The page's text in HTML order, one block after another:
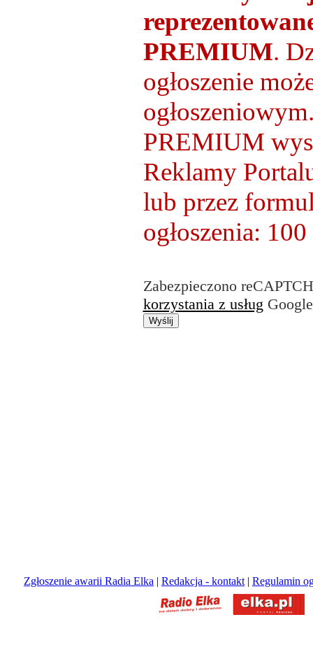
PREMIUM.
ogłoszenie
PREMIUM
Reklamy
lub przez
ogłoszenia:
Zabezpieczono
korzystania z usług
Zgłoszenie awarii Radia Elka | Redakcja - kontakt | Regulamin